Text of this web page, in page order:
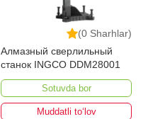
(0 Sharhlar)
Алмазный сверлильный
станок INGCO DDM28001
Sotuvda bor
Muddatli to‘lov